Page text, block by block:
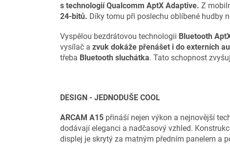
s technologií Qualcomm AptX Adaptive. Z
24-bitů. Díky tomu při poslechu oblíbené hudby
Vyspělou bezdrátovou technologii Bluetooth
vysílač a zvuk dokáže přenášet i do externích
třeba Bluetooth sluchátka. Tato schopnost
DESIGN - JEDNODUŠE COOL
ARCAM A15 přináší nejen výkon a nejnovější
dodávají eleganci a nadčasový vzhled.
displej je skrytý za matným předním panelem a